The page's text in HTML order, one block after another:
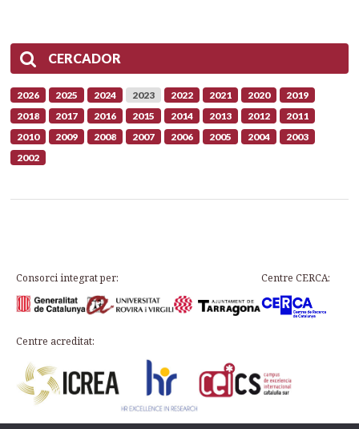
CERCADOR
2026 2025 2024 2023 2022 2021 2020
2019
2018
2017 2016 2015 2014 2013 2012
2011
2010
2009 2008 2007 2006 2005 2004
2003
2002
Consorci integrat per: Centre CERCA:
Centre acreditat: